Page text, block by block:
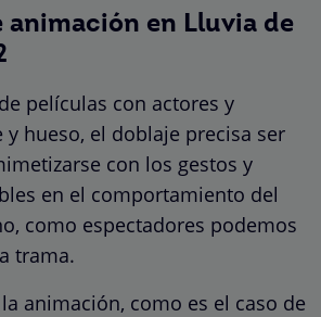
animación en Lluvia de
películas con actores y
y hueso, el doblaje precisa ser
con los gestos y
en el comportamiento del
como espectadores podemos
trama.
animación, como es el caso de